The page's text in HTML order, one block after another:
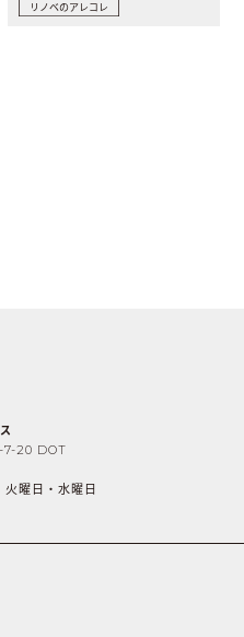
リノベのアレコレ
7-20 DOT
曜日・水曜日